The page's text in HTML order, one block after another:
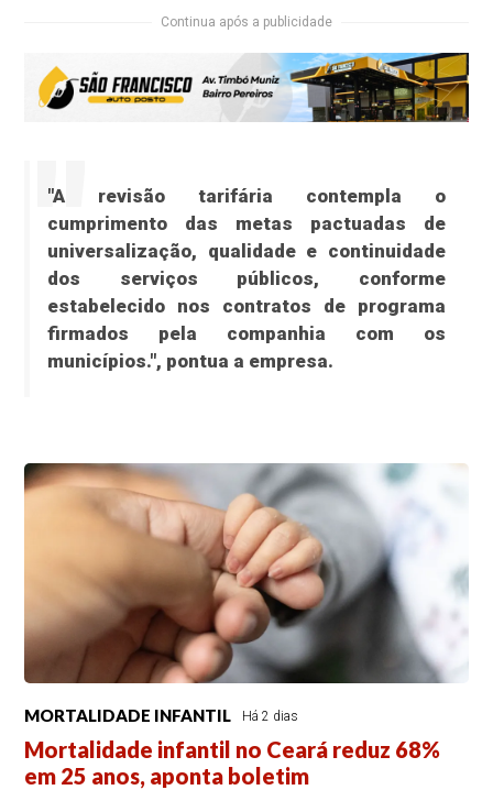
Continua após a publicidade
"A revisão tarifária contempla o
cumprimento das metas pactuadas de
universalização, qualidade e continuidade
dos serviços públicos, conforme
estabelecido nos contratos de programa
firmados pela companhia com os
municípios.", pontua a empresa.
MORTALIDADE INFANTIL Há 2 dias
Mortalidade infantil no Ceará reduz 68%
em 25 anos, aponta boletim